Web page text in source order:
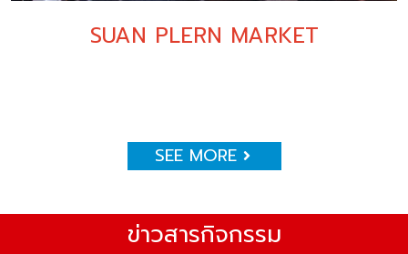
SUAN PLERN MARKET
SEE MORE
ข่าวสารกิจกรรม